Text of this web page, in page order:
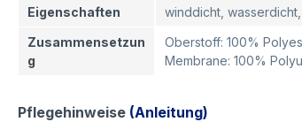
Eigenschaften
winddicht,
Zusammensetzun
g
Oberstoff: 100%
Membrane: 100%
Pflegehinweise (Anleitung)